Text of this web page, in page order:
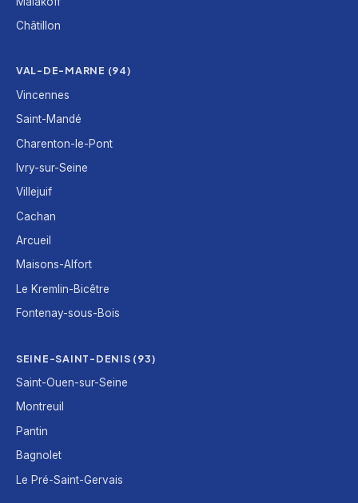
Châtillon
VAL-DE-MARNE (94)
Vincennes
Saint-Mandé
Charenton-le-Pont
Ivry-sur-Seine
Villejuif
Cachan
Arcueil
Maisons-Alfort
Le Kremlin-Bicêtre
Fontenay-sous-Bois
SEINE-SAINT-DENIS (93)
Saint-Ouen-sur-Seine
Montreuil
Pantin
Bagnolet
Le Pré-Saint-Gervais